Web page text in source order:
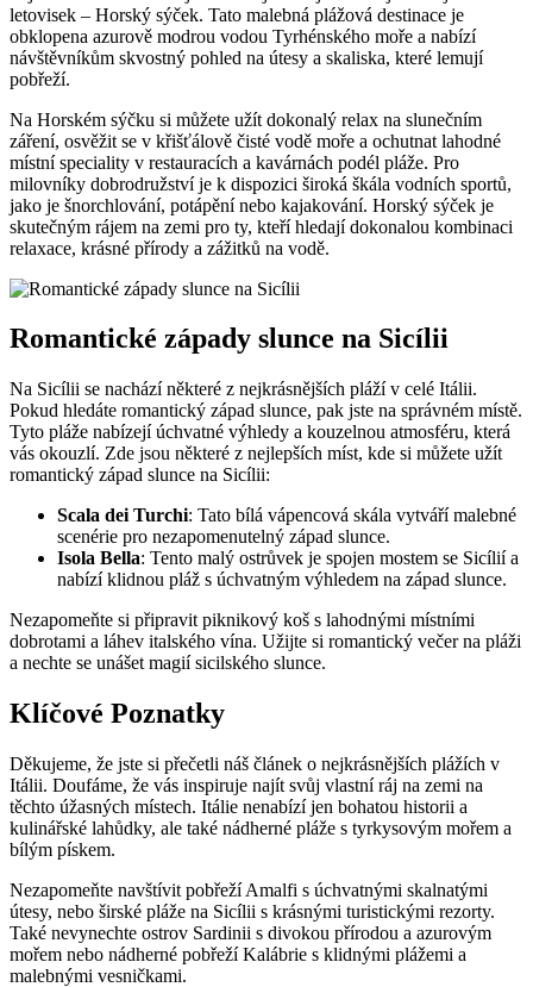
letovisek – Horský sýček. Tato malebná plážová destinace je
obklopena azurově modrou vodou Tyrhénského moře a nabízí
návštěvníkům skvostný pohled na útesy a skaliska, které lemují
pobřeží.
Na Horském sýčku si můžete užít dokonalý relax na slunečním
záření, osvěžit se v křišťálově čisté vodě moře a ochutnat lahodné
místní speciality v restauracích a kavárnách podél pláže. Pro
milovníky dobrodružství je k dispozici široká škála vodních sportů,
jako je šnorchlování, potápění nebo kajakování. Horský sýček je
skutečným rájem na zemi pro ty, kteří hledají dokonalou kombinaci
relaxace, krásné přírody a zážitků na vodě.
Romantické západy slunce na Sicílii
Na Sicílii se nachází některé z nejkrásnějších pláží v celé Itálii.
Pokud hledáte romantický západ slunce, pak jste na správném místě.
Tyto pláže nabízejí úchvatné výhledy a kouzelnou atmosféru, která
vás okouzlí. Zde jsou některé z nejlepších míst, kde si můžete užít
romantický západ slunce na Sicílii:
Scala dei Turchi: Tato bílá vápencová skála vytváří malebné
scenérie pro nezapomenutelný západ slunce.
Isola Bella: Tento malý ostrůvek je spojen mostem se Sicílií a
nabízí klidnou pláž s úchvatným výhledem na západ slunce.
Nezapomeňte si připravit piknikový koš s lahodnými místními
dobrotami a láhev italského vína. Užijte si romantický večer na pláži
a nechte se unášet magií sicilského slunce.
Klíčové Poznatky
Děkujeme, že jste si přečetli náš článek o nejkrásnějších plážích v
Itálii. Doufáme, že vás inspiruje najít svůj vlastní ráj na zemi na
těchto úžasných místech. Itálie nenabízí jen bohatou historii a
kulinářské lahůdky, ale také nádherné pláže s tyrkysovým mořem a
bílým pískem.
Nezapomeňte navštívit pobřeží Amalfi s úchvatnými skalnatými
útesy, nebo širské pláže na Sicílii s krásnými turistickými rezorty.
Také nevynechte ostrov Sardinii s divokou přírodou a azurovým
mořem nebo nádherné pobřeží Kalábrie s klidnými plážemi a
malebnými vesničkami.